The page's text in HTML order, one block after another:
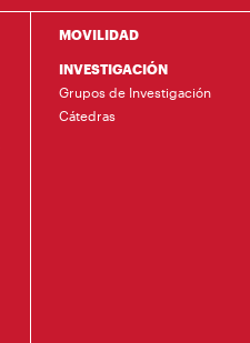
MOVILIDAD
INVESTIGACIÓN
Grupos de Investigación
Cátedras